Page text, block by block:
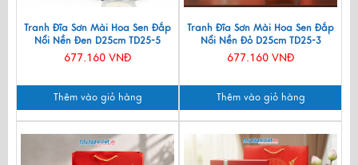
Tranh Đĩa Sơn Mài Hoa Sen Đắp
Nổi Nền Đen D25cm TD25-5
677.160 VNĐ
Thêm vào giỏ hàng
Tranh Đĩa Sơn Mài Hoa Sen Đắp
Nổi Nền Đỏ D25cm TD25-3
677.160 VNĐ
Thêm vào giỏ hàng